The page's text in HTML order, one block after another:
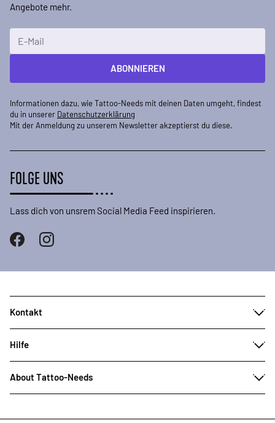
Angebote mehr.
ABONNIEREN
Informationen dazu, wie Tattoo-Needs mit deinen Daten umgeht, findest
du in unserer Datenschutzerklärung
Mit der Anmeldung zu unserem Newsletter akzeptierst du diese.
FOLGE UNS
Lass dich von unsrem Social Media Feed inspirieren.
Kontakt
Hilfe
About Tattoo-Needs